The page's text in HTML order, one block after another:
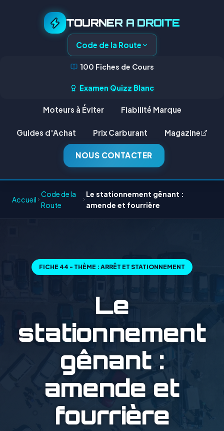
TOURNER A DROITE
Code de la Route
100 Fiches de Cours
Examen Quizz Blanc
Moteurs à Éviter Fiabilité Marque
Guides d'Achat Prix Carburant Magazine
NOUS CONTACTER
Accueil
Code de la
Route
Le stationnement gênant :
amende et fourrière
FICHE 44 - THÈME : ARRÊT ET STATIONNEMENT
Le
stationnement
gênant :
amende et
fourrière